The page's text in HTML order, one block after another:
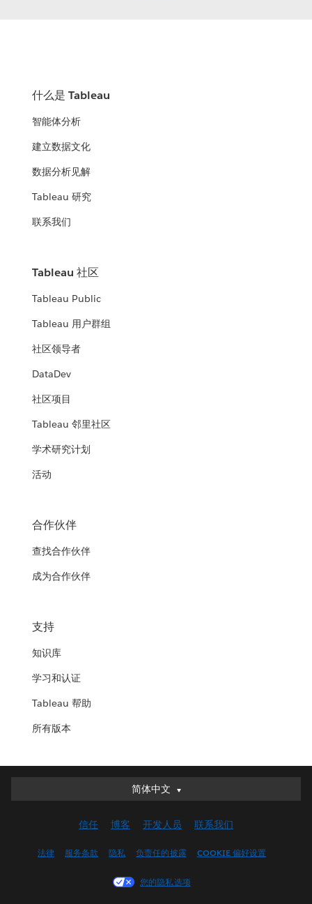
什么是 Tableau
智能体分析
建立数据文化
数据分析见解
Tableau 研究
联系我们
Tableau 社区
Tableau Public
Tableau 用户群组
社区领导者
DataDev
社区项目
Tableau 邻里社区
学术研究计划
活动
合作伙伴
查找合作伙伴
成为合作伙伴
支持
知识库
学习和认证
Tableau 帮助
所有版本
简体中文
简体中文
English (UK)
Français (Canada)
信任 博客 开发人员 联系我们
法律 服务条款 隐私 负责任的披露 COOKIE 偏好设置
您的隐私选项